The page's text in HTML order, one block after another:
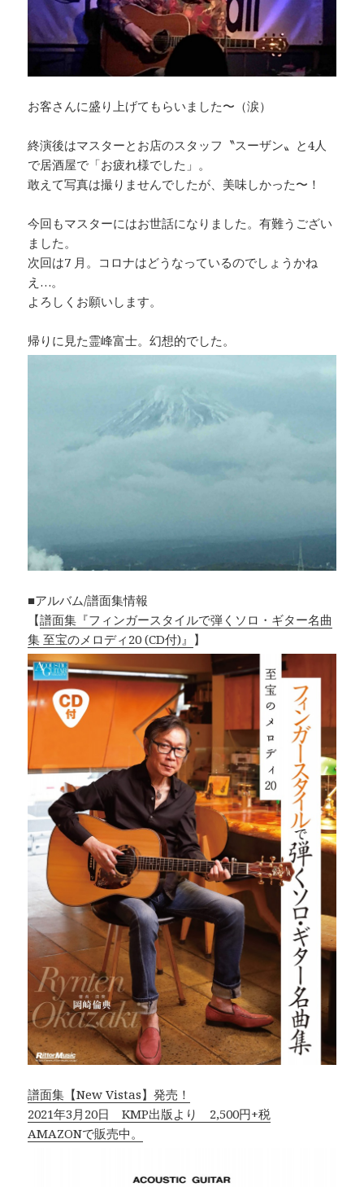
お客さんに盛り上げてもらいました〜（涙）
終演後はマスターとお店のスタッフ〝スーザン〟と4人
で居酒屋で「お疲れ様でした」。
敢えて写真は撮りませんでしたが、美味しかった〜！
今回もマスターにはお世話になりました。有難うござい
ました。
次回は7 月。コロナはどうなっているのでしょうかね
え…。
よろしくお願いします。
帰りに見た霊峰富士。幻想的でした。
■アルバム/譜面集情報
【譜面集『フィンガースタイルで弾くソロ・ギター名曲
集 至宝のメロディ20 (CD付)』 】
譜面集【New Vistas】発売！
2021年3月20日 KMP出版より 2,500円+税
AMAZONで販売中。